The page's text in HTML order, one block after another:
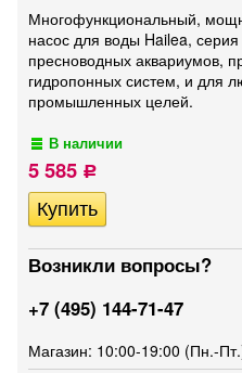
Многофункциональный,
насос для воды Hailea,
пресноводных аквариумов,
гидропонных систем, и для
промышленных целей.
В наличии
5 585 Р
Возникли вопросы?
+7 (495) 144-71-47
Магазин: 10:00-19:00 (Пн.-